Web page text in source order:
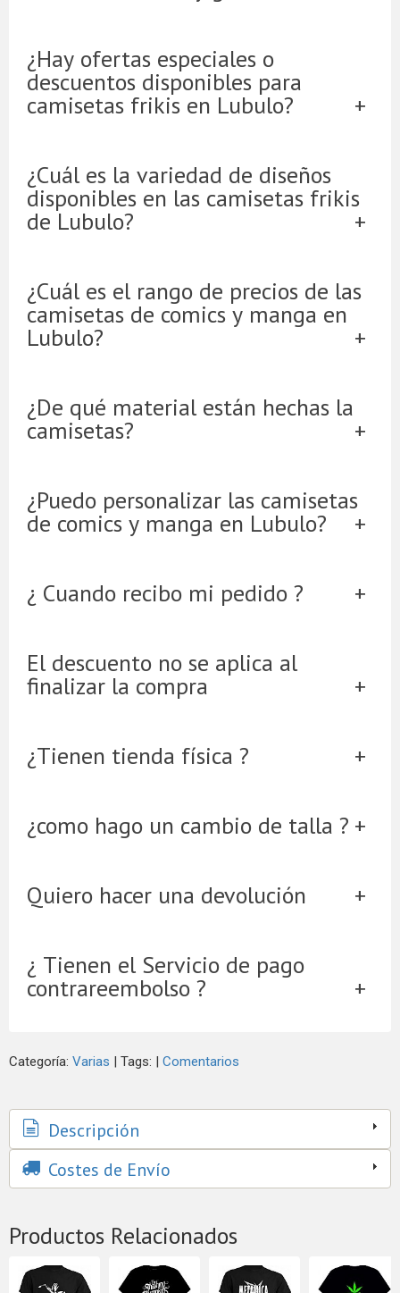
¿Hay ofertas especiales o
descuentos disponibles para
camisetas frikis en Lubulo?
¿Cuál es la variedad de diseños
disponibles en las camisetas frikis
de Lubulo?
¿Cuál es el rango de precios de las
camisetas de comics y manga en
Lubulo?
¿De qué material están hechas la
camisetas?
¿Puedo personalizar las camisetas
de comics y manga en Lubulo?
¿ Cuando recibo mi pedido ?
El descuento no se aplica al
finalizar la compra
¿Tienen tienda física ?
¿como hago un cambio de talla ?
Quiero hacer una devolución
¿ Tienen el Servicio de pago
contrareembolso ?
Categoría: Varias Tags: Comentarios
Descripción
Costes de Envío
Productos Relacionados